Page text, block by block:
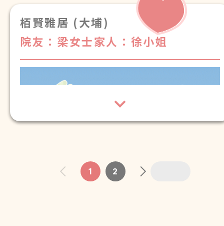
栢賢雅居 (大埔)
院友：梁女士家人：徐小姐
1 2